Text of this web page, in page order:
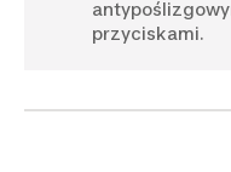
przyciskami.